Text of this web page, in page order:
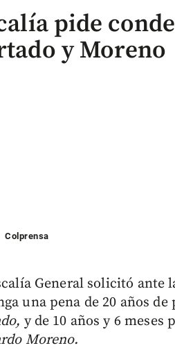
pide
y Moreno
Colprensa
General solicitó ante
una pena de 20 años
y de 10 años y 6 meses
Moreno.